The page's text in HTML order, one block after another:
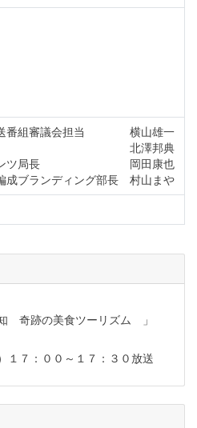
送番組審議会担当 横山雄一
北澤邦典
テンツ局長 岡田康也
成ブランディング部長 村山まや
奇跡の美食ツーリズム 」
１７：００～１７：３０放送